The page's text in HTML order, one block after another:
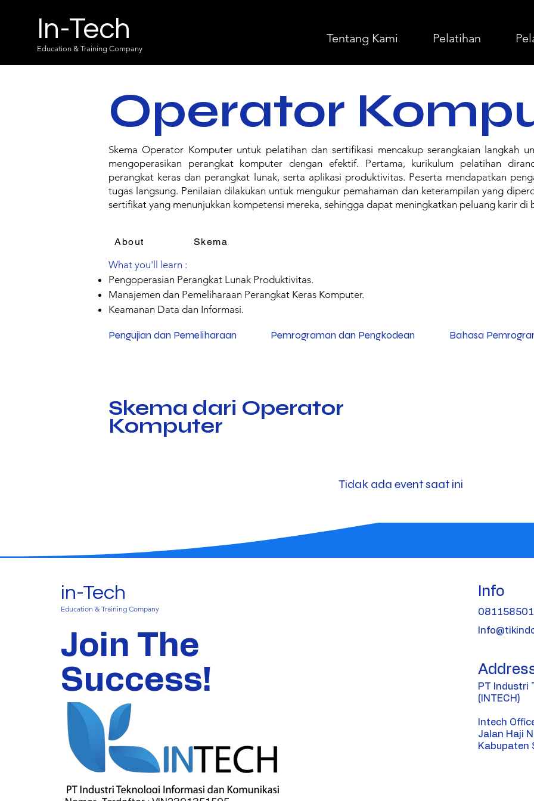
In-Tech
Education & Training Company
Tentang Kami Pelatihan
Operator
Skema Operator Komputer untuk pelatihan dan sertifikasi mencakup serangkaian langkah
mengoperasikan perangkat komputer dengan efektif. Pertama, kurikulum pelatihan
perangkat keras dan perangkat lunak, serta aplikasi produktivitas. Peserta mendapatkan
tugas langsung. Penilaian dilakukan untuk mengukur pemahaman dan keterampilan yang
sertifikat yang menunjukkan kompetensi mereka, sehingga dapat meningkatkan peluang karir
About Skema
What you'll learn :
Pengoperasian Perangkat Lunak Produktivitas.
Manajemen dan Pemeliharaan Perangkat Keras Komputer.
Keamanan Data dan Informasi.
Pengujian dan Pemeliharaan Pemrograman dan Pengkodean Bahasa
Skema dari Operator
Komputer
Tidak ada event saat ini
in-Tech
Education & Training Company
Join The
Success!
Info
PT Industri
(INTECH)
Intech
Jalan Haji
Kabupaten